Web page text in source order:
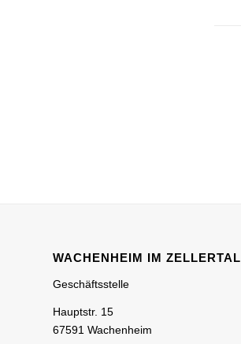
WACHENHEIM IM ZELLERTAL
Geschäftsstelle
Hauptstr. 15
67591 Wachenheim